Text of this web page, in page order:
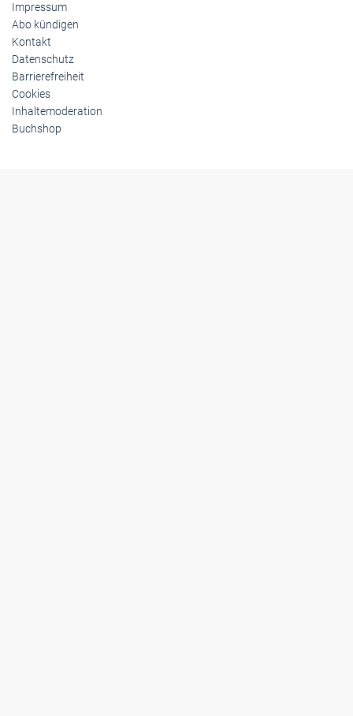
Impressum
Abo kündigen
Kontakt
Datenschutz
Barrierefreiheit
Cookies
Inhaltemoderation
Buchshop